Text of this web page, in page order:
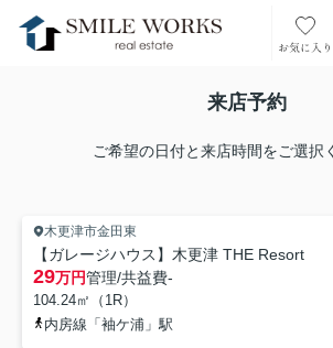
来店予約
ご希望の日付と来店時間をご選択
木更津市金田東
【ガレージハウス】木更津 THE Resort
29万円管理/共益費-
104.24㎡（1R）
内房線「袖ケ浦」駅